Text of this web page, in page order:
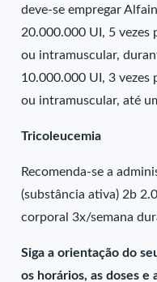
deve-se empregar
20.000.000 UI, 5 vezes
ou intramuscular,
10.000.000 UI, 3 vezes
ou intramuscular, até
Tricoleucemia
Recomenda-se a
(substância ativa) 2b
corporal 3x/semana
Siga a orientação do
os horários, as doses